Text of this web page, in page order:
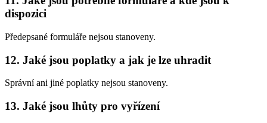
dispozici
Předepsané formuláře nejsou stanoveny.
12. Jaké jsou poplatky a jak je lze uhradit
Správní ani jiné poplatky nejsou stanoveny.
13. Jaké jsou lhůty pro vyřízení